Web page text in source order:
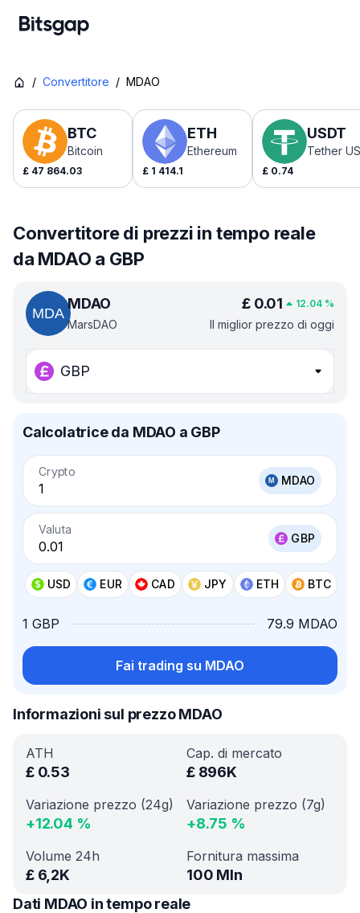
/ Convertitore / MDAO
BTC
Bitcoin
£ 47 864.03
ETH
Ethereum
£ 1 414.1
USDT
Tether
£ 0.74
Convertitore di prezzi in tempo reale
da MDAO a GBP
MDAO
MarsDAO
£ 0.01 12.04 %
Il miglior prezzo di oggi
GBP
Calcolatrice da MDAO a GBP
Crypto
MDAO
Valuta
GBP
USD EUR CAD JPY ETH BTC
1 GBP 79.9 MDAO
Fai trading su MDAO
Informazioni sul prezzo MDAO
ATH
£ 0.53
Cap. di mercato
£ 896K
Variazione prezzo (24g)
+12.04 %
Variazione prezzo (7g)
+8.75 %
Volume 24h
£ 6,2K
Fornitura massima
100 Mln
Dati MDAO in tempo reale